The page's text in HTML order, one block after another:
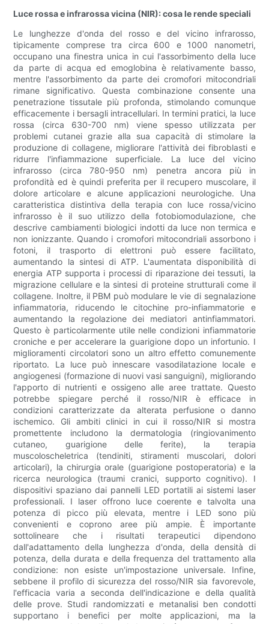
Luce rossa e infrarossa vicina (NIR): cosa le rende speciali
Le lunghezze d'onda del rosso e del vicino infrarosso,
tipicamente comprese tra circa 600 e 1000 nanometri,
occupano una finestra unica in cui l'assorbimento della luce
da parte di acqua ed emoglobina è relativamente basso,
mentre l'assorbimento da parte dei cromofori mitocondriali
rimane significativo. Questa combinazione consente una
penetrazione tissutale più profonda, stimolando comunque
efficacemente i bersagli intracellulari. In termini pratici, la luce
rossa (circa 630-700 nm) viene spesso utilizzata per
problemi cutanei grazie alla sua capacità di stimolare la
produzione di collagene, migliorare l'attività dei fibroblasti e
ridurre l'infiammazione superficiale. La luce del vicino
infrarosso (circa 780-950 nm) penetra ancora più in
profondità ed è quindi preferita per il recupero muscolare, il
dolore articolare e alcune applicazioni neurologiche. Una
caratteristica distintiva della terapia con luce rossa/vicino
infrarosso è il suo utilizzo della fotobiomodulazione, che
descrive cambiamenti biologici indotti da luce non termica e
non ionizzante. Quando i cromofori mitocondriali assorbono i
fotoni, il trasporto di elettroni può essere facilitato,
aumentando la sintesi di ATP. L'aumentata disponibilità di
energia ATP supporta i processi di riparazione dei tessuti, la
migrazione cellulare e la sintesi di proteine ​​strutturali come il
collagene. Inoltre, il PBM può modulare le vie di segnalazione
infiammatoria, riducendo le citochine pro-infiammatorie e
aumentando la regolazione dei mediatori antinfiammatori.
Questo è particolarmente utile nelle condizioni infiammatorie
croniche e per accelerare la guarigione dopo un infortunio. I
miglioramenti circolatori sono un altro effetto comunemente
riportato. La luce può innescare vasodilatazione locale e
angiogenesi (formazione di nuovi vasi sanguigni), migliorando
l'apporto di nutrienti e ossigeno alle aree trattate. Questo
potrebbe spiegare perché il rosso/NIR è efficace in
condizioni caratterizzate da alterata perfusione o danno
ischemico. Gli ambiti clinici in cui il rosso/NIR si mostra
promettente includono la dermatologia (ringiovanimento
cutaneo, guarigione delle ferite), la terapia
muscoloscheletrica (tendiniti, stiramenti muscolari, dolori
articolari), la chirurgia orale (guarigione postoperatoria) e la
ricerca neurologica (traumi cranici, supporto cognitivo). I
dispositivi spaziano dai pannelli LED portatili ai sistemi laser
professionali. I laser offrono luce coerente e talvolta una
potenza di picco più elevata, mentre i LED sono più
convenienti e coprono aree più ampie. È importante
sottolineare che i risultati terapeutici dipendono
dall'adattamento della lunghezza d'onda, della densità di
potenza, della durata e della frequenza del trattamento alla
condizione: non esiste un'impostazione universale. Infine,
sebbene il profilo di sicurezza del rosso/NIR sia favorevole,
l'efficacia varia a seconda dell'indicazione e della qualità
delle prove. Studi randomizzati e metanalisi ben condotti
supportano i benefici per molte applicazioni, ma la